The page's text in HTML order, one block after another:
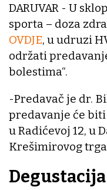
DARUVAR - U
sporta – doza
OVDJE, u udruzi
održati
bolestima“.
-Predavač je dr.
predavanje će biti
u Radićevoj 12, u
Krešimirovog